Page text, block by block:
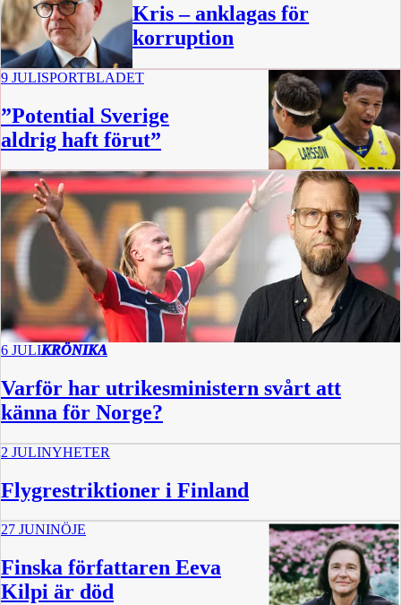
Kris – anklagas för
korruption
9 JULISPORTBLADET
”Potential Sverige
aldrig haft förut”
12 min
6 JULIKRÖNIKA
Varför har utrikesministern svårt att
känna för Norge?
2 JULINYHETER
Flygrestriktioner i Finland
27 JUNINÖJE
Finska författaren Eeva
Kilpi är död